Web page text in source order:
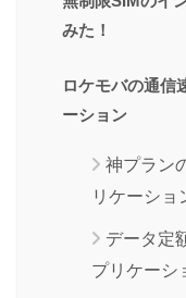
みた！
ロケモバの通信
ーション
神プラン
リケーショ
データ定
プリケーシ